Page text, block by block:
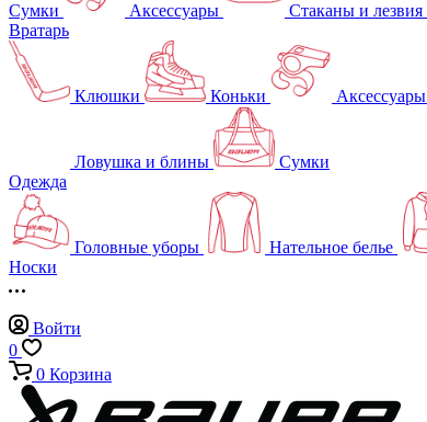
Сумки Аксессуары Стаканы и лезвия
Вратарь
Клюшки Коньки Аксессуары
Ловушка и блины
Сумки
Одежда
Головные уборы Нательное белье
Носки
Войти
0
0 Корзина